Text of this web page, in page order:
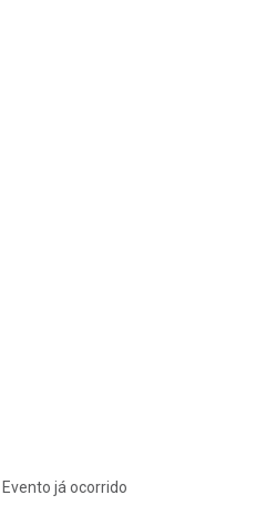
Evento já ocorrido